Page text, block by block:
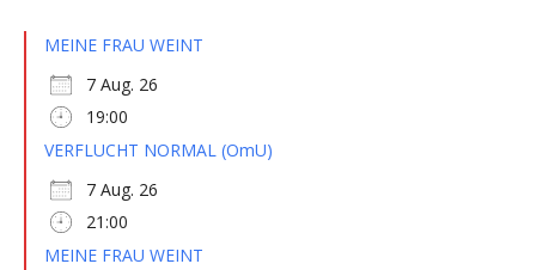
MEINE FRAU WEINT
7 Aug. 26
19:00
VERFLUCHT NORMAL (OmU)
7 Aug. 26
21:00
MEINE FRAU WEINT